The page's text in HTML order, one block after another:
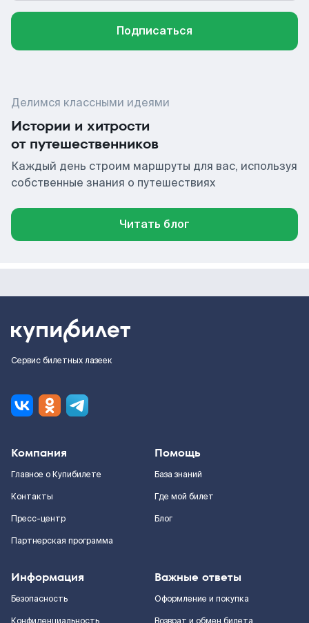
Подписаться
Делимся классными идеями
Истории и хитрости
от путешественников
Каждый день строим маршруты для вас, используя
собственные знания о путешествиях
Читать блог
Сервис билетных лазеек
Компания
Главное о Купибилете
Контакты
Пресс-центр
Партнерская программа
Помощь
База знаний
Где мой билет
Блог
Информация
Безопасность
Важные ответы
Оформление и покупка